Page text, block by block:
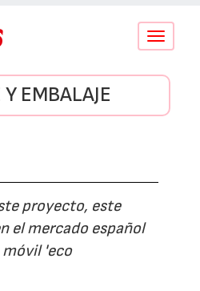
Conmutar
EMBALAJE
proyecto, este
el mercado español
móvil 'eco